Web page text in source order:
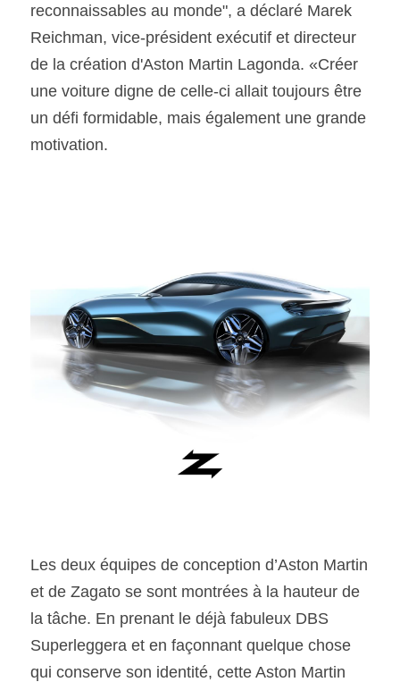
reconnaissables au monde", a déclaré Marek
Reichman, vice-président exécutif et directeur
de la création d'Aston Martin Lagonda. «Créer
une voiture digne de celle-ci allait toujours être
un défi formidable, mais également une grande
motivation.
Les deux équipes de conception d’Aston Martin
et de Zagato se sont montrées à la hauteur de
la tâche. En prenant le déjà fabuleux DBS
Superleggera et en façonnant quelque chose
qui conserve son identité, cette Aston Martin